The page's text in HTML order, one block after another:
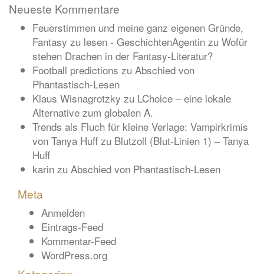
Neueste Kommentare
Feuerstimmen und meine ganz eigenen Gründe,
Fantasy zu lesen - GeschichtenAgentin zu Wofür
stehen Drachen in der Fantasy-Literatur?
Football predictions zu Abschied von
Phantastisch-Lesen
Klaus Wisnagrotzky zu LChoice – eine lokale
Alternative zum globalen A.
Trends als Fluch für kleine Verlage: Vampirkrimis
von Tanya Huff zu Blutzoll (Blut-Linien 1) – Tanya
Huff
karin zu Abschied von Phantastisch-Lesen
Meta
Anmelden
Eintrags-Feed
Kommentar-Feed
WordPress.org